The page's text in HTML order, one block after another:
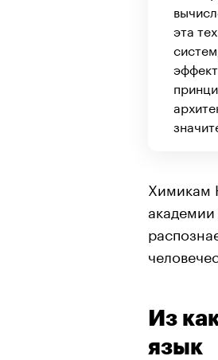
эта
Химикам
академии
Из
язык